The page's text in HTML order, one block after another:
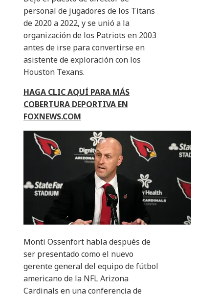
personal de jugadores de los Titans
de 2020 a 2022, y se unió a la
organización de los Patriots en 2003
antes de irse para convertirse en
asistente de exploración con los
Houston Texans.
HAGA CLIC AQUÍ PARA MÁS
COBERTURA DEPORTIVA EN
FOXNEWS.COM
Monti Ossenfort habla después de
ser presentado como el nuevo
gerente general del equipo de fútbol
americano de la NFL Arizona
Cardinals en una conferencia de